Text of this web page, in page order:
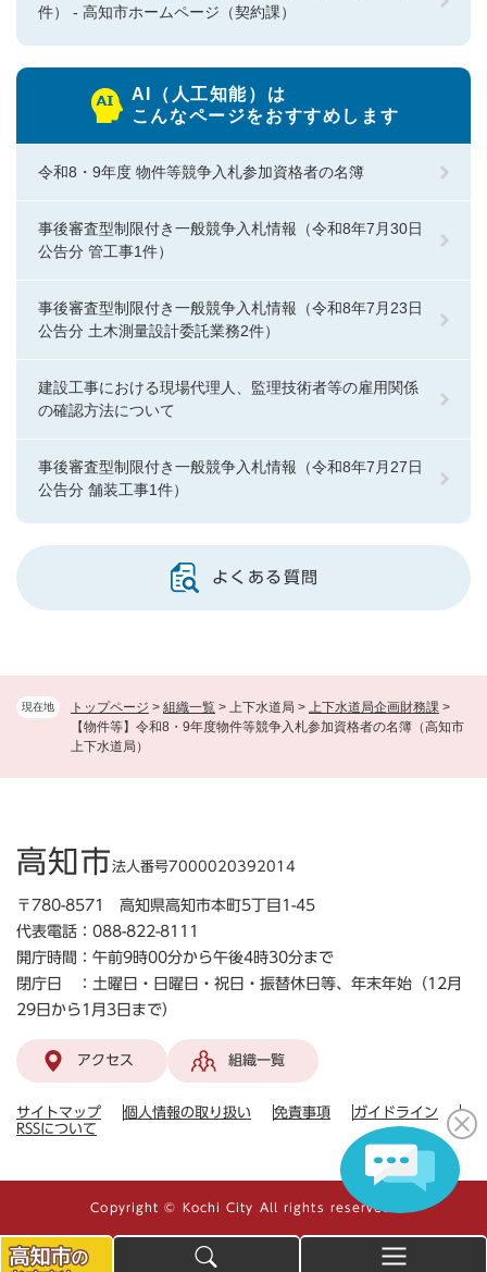
現在地 トップページ > 組織一覧 > 上下水道局 > 上下水道局企画財務課 >
【物件等】令和8・9年度物件等競争入札参加資格者の名簿（高知市
上下水道局）
件） - 高知市ホームページ（契約課）
AI（人工知能）は
こんなページをおすすめします
令和8・9年度 物件等競争入札参加資格者の名簿
事後審査型制限付き一般競争入札情報（令和8年7月30日
公告分 管工事1件）
事後審査型制限付き一般競争入札情報（令和8年7月23日
公告分 土木測量設計委託業務2件）
建設工事における現場代理人、監理技術者等の雇用関係
の確認方法について
事後審査型制限付き一般競争入札情報（令和8年7月27日
公告分 舗装工事1件）
よくある質問
高知市法人番号7000020392014
〒780-8571 高知県高知市本町5丁目1-45
代表電話：088-822-8111
開庁時間：午前9時00分から午後4時30分まで
閉庁日 ：土曜日・日曜日・祝日・振替休日等、年末年始（12月
29日から1月3日まで）
アクセス 組織一覧
サイトマップ 個人情報の取り扱い 免責事項
ガイドライン
RSSについて
Copyright © Kochi City All rights reserved.